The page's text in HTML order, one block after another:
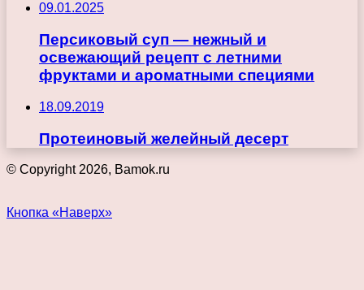
09.01.2025
Персиковый суп — нежный и
освежающий рецепт с летними
фруктами и ароматными специями
18.09.2019
Протеиновый желейный десерт
© Copyright 2026, Bamok.ru
Кнопка «Наверх»